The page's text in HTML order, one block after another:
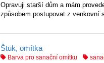
Opravuji starší dům a mám
způsobem postupovat z venkovní
Štuk, omítka
Barva pro sanační omítku